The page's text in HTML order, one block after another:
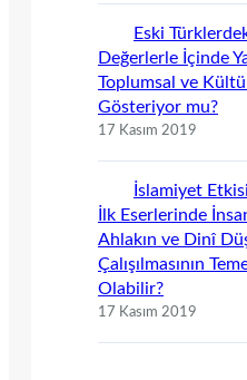
Eski
Değerlerle İçinde
Toplumsal ve
Gösteriyor mu?
17 Kasım 2019
İslamiyet
İlk Eserlerinde
Ahlakın ve Dinî
Çalışılmasının
Olabilir?
17 Kasım 2019